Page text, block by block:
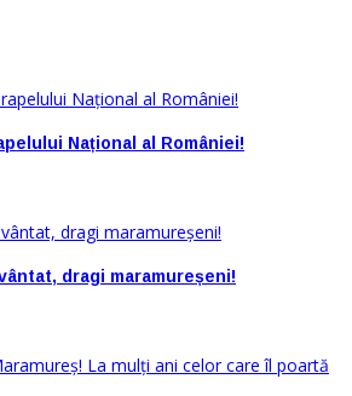
Național al României!
dragi maramureșeni!